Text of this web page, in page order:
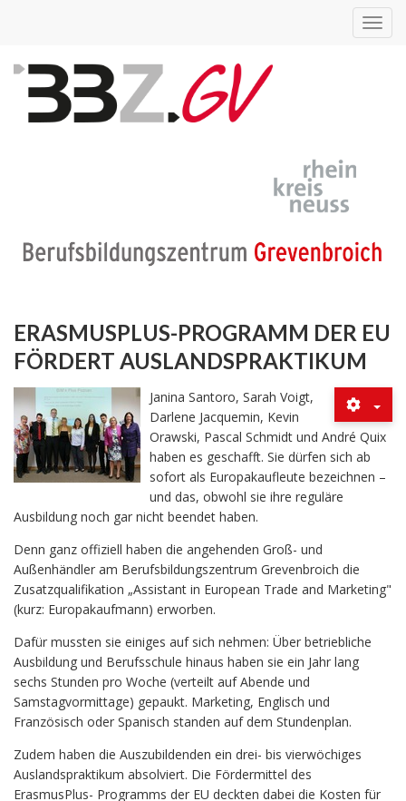
ERASMUSPLUS-PROGRAMM DER EU
FÖRDERT AUSLANDSPRAKTIKUM
Janina Santoro, Sarah Voigt,
Darlene Jacquemin, Kevin
Orawski, Pascal Schmidt und André Quix
haben es geschafft. Sie dürfen sich ab
sofort als Europakaufleute bezeichnen –
und das, obwohl sie ihre reguläre
Ausbildung noch gar nicht beendet haben.
Denn ganz offiziell haben die angehenden Groß- und
Außenhändler am Berufsbildungszentrum Grevenbroich die
Zusatzqualifikation „Assistant in European Trade and Marketing"
(kurz: Europakaufmann) erworben.
Dafür mussten sie einiges auf sich nehmen: Über betriebliche
Ausbildung und Berufsschule hinaus haben sie ein Jahr lang
sechs Stunden pro Woche (verteilt auf Abende und
Samstagvormittage) gepaukt. Marketing, Englisch und
Französisch oder Spanisch standen auf dem Stundenplan.
Zudem haben die Auszubildenden ein drei- bis vierwöchiges
Auslandspraktikum absolviert. Die Fördermittel des
ErasmusPlus- Programms der EU deckten dabei die Kosten für